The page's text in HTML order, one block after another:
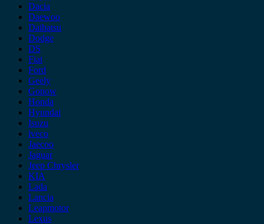
Dacia
Daewoo
Daihatsu
Dodge
DS
Fiat
Ford
Geely
Gonow
Honda
Hyundai
Isuzu
iveco
Jaecoo
Jaguar
Jeep Chrysler
KIA
Lada
Lancia
Leapmotor
Lexus